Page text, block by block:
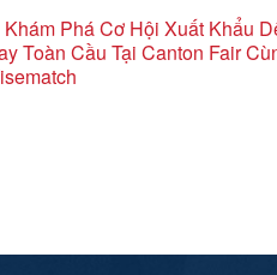
Khám Phá Cơ Hội Xuất Khẩu
Toàn Cầu Tại Canton Fair